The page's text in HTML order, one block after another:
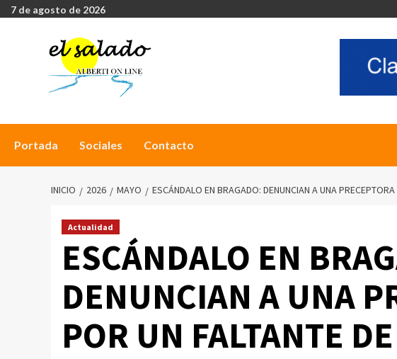
7 de agosto de 2026
Portada Sociales Contacto
INICIO 2026 MAYO ESCÁNDALO EN BRAGADO: DENUNCIAN A UNA PRECEPTORA
Actualidad
ESCÁNDALO EN
DENUNCIAN A UNA
POR UN FALTANTE